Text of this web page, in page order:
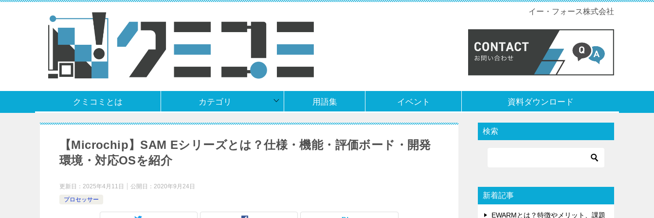
イー・フォース株式会社
クミコミとは カテゴリ 用語集 イベント 資料ダウンロード
【Microchip】SAM Eシリーズとは？仕様・機能・評価ボード・開発
環境・対応OSを紹介
更新日： 2025年4月11日 公開日： 2020年9月24日
プロセッサー
検索
新着記事
EWARMとは？特徴やメリット、課題